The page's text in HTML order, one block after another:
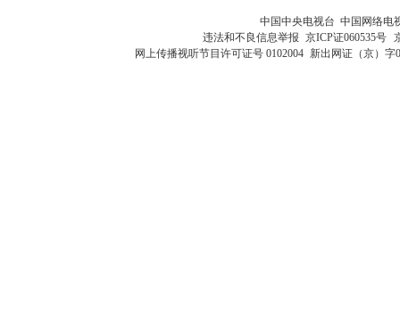
中国中央电视台 中国网络电
违法和不良信息举报 京ICP证060535号
网上传播视听节目许可证号 0102004 新出网证（京）